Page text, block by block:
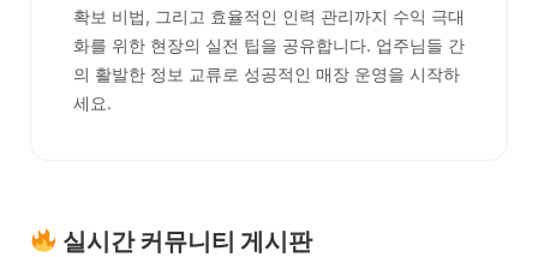
확보 비법, 그리고 효율적인 인력 관리까지 수익 극대
화를 위한 현장의 실전 팁을 공유합니다. 업주님들 간
의 활발한 정보 교류로 성공적인 매장 운영을 시작하
세요.
실시간 커뮤니티 게시판